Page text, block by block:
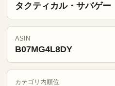
タクティカル・サバゲー
ASIN
B07MG4L8DY
カテゴリ内順位